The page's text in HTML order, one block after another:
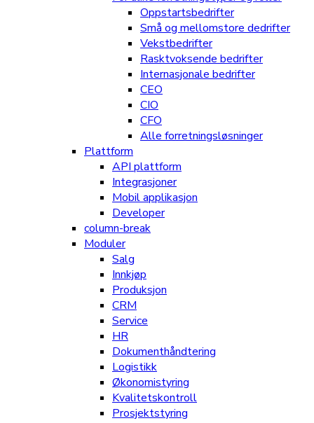
Oppstartsbedrifter
Små og mellomstore dedrifter
Vekstbedrifter
Rasktvoksende bedrifter
Internasjonale bedrifter
CEO
CIO
CFO
Alle forretningsløsninger
Plattform
API plattform
Integrasjoner
Mobil applikasjon
Developer
column-break
Moduler
Salg
Innkjøp
Produksjon
CRM
Service
HR
Dokumenthåndtering
Logistikk
Økonomistyring
Kvalitetskontroll
Prosjektstyring